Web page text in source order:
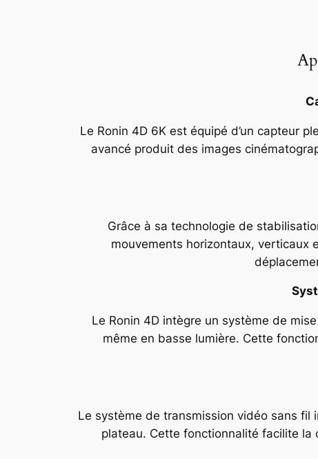
Le Ronin 4D 6K est équipé d’un capteur
avancé produit des images
Grâce à sa technologie de
mouvements horizontaux, verticaux
Le Ronin 4D intègre un système de
même en basse lumière. Cette
Le système de transmission vidéo sans
plateau. Cette fonctionnalité facilite la